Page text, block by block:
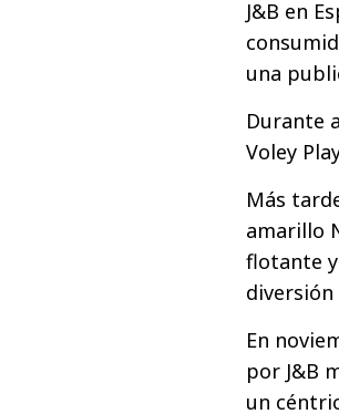
J&B en
una
Durante
Voley
Más
amarillo
flotante
En
por J&B
un